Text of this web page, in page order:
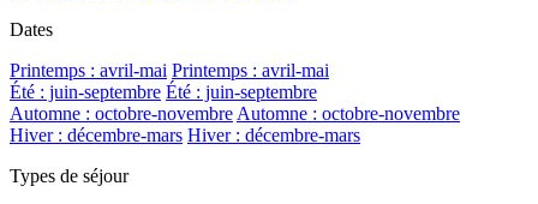
Dates
Printemps : avril-mai Printemps : avril-mai
Été : juin-septembre Été : juin-septembre
Automne : octobre-novembre Automne : octobre-novembre
Hiver : décembre-mars Hiver : décembre-mars
Types de séjour